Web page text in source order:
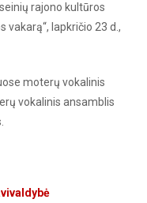
rajono kultūros
vakarą“, lapkričio 23 d.,
moterų vokalinis
vokalinis ansamblis